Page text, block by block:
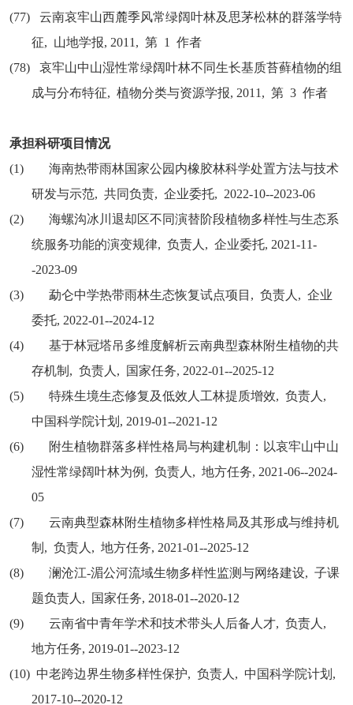
(77)
云南哀牢山西麓季风常绿阔叶林及思茅松林的群落学特
征, 山地学报, 2011,第 1作者
(78)
哀牢山中山湿性常绿阔叶林不同生长基质苔藓植物的组
成与分布特征,植物分类与资源学报, 2011,第 3作者
承担科研项目情况
(1)海南热带雨林国家公园内橡胶林科学处置方法与技术
研发与示范,共同负责,企业委托, 2022-10--2023-06
(2)海螺沟冰川退却区不同演替阶段植物多样性与生态系
统服务功能的演变规律,负责人 ,企业委托, 2021-11-
-2023-09
(3)勐仑中学热带雨林生态恢复试点项目 ,负责人 ,企业
委托, 2022-01--2024-12
(4)基于林冠塔吊多维度解析云南典型森林附生植物的共
存机制 ,负责人 , 国家任务, 2022-01--2025-12
(5)特殊生境生态修复及低效人工林提质增效,负责人 ,
中国科学院计划 , 2019-01--2021-12
(6)
附生植物群落多样性格局与构建机制：以哀牢山中山
湿性常绿阔叶林为例 ,负责人 ,地方任务, 2021-06--2024-
05
(7)云南典型森林附生植物多样性格局及其形成与维持机
制 ,负责人 ,地方任务, 2021-01--2025-12
(8)澜沧江-湄公河流域生物多样性监测与网络建设,子课
题负责人 , 国家任务, 2018-01--2020-12
(9)云南省中青年学术和技术带头人后备人才,负责人 ,
地方任务, 2019-01--2023-12
(10) 中老跨边界生物多样性保护,负责人 , 中国科学院计划 ,
2017-10--2020-12